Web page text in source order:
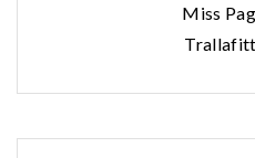
Miss